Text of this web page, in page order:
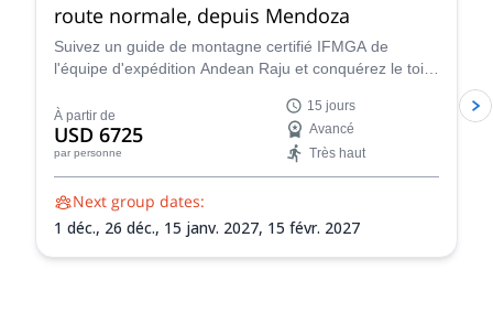
route normale, depuis Mendoza
Suivez un guide de montagne certifié IFMGA de
l'équipe d'expédition Andean Raju et conquérez le toit
l'Aconcagua depuis Mendoza.
À partir de
USD 6725
par personne
15 jours
Avancé
Très haut
Next group dates:
1 déc., 26 déc., 15 janv. 2027, 15 févr. 2027